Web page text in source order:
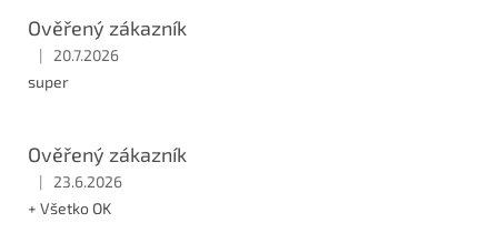
Ověřený zákazník
Hodnocení obchodu je 5 z 5 hvězdiček.
|
20.7.2026
super
Ověřený zákazník
Hodnocení obchodu je 5 z 5 hvězdiček.
|
23.6.2026
+ Všetko OK